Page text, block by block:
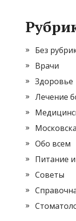
Без
Врачи
Здоровье
Лечение
Обо всем
Питание
Советы